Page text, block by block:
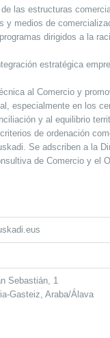
las estructuras
y medios de
dirigidos a la
estratégica
al Comercio y
especialmente en los
y al equilibrio
de ordenación
Se adscriben a la
de Comercio y el
Sebastián, 1
Gasteiz, Araba/Álava